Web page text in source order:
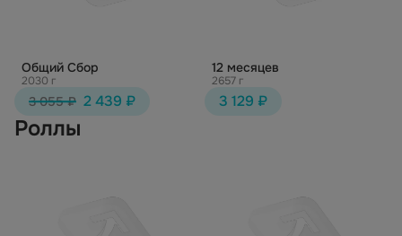
Общий Сбор
2030 г
3 055 ₽ 2 439 ₽
12 месяцев
2657 г
3 129 ₽
Роллы